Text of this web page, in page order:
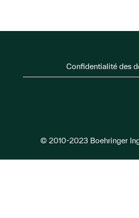
Confidentialité des
© 2010-2023 Boehringer